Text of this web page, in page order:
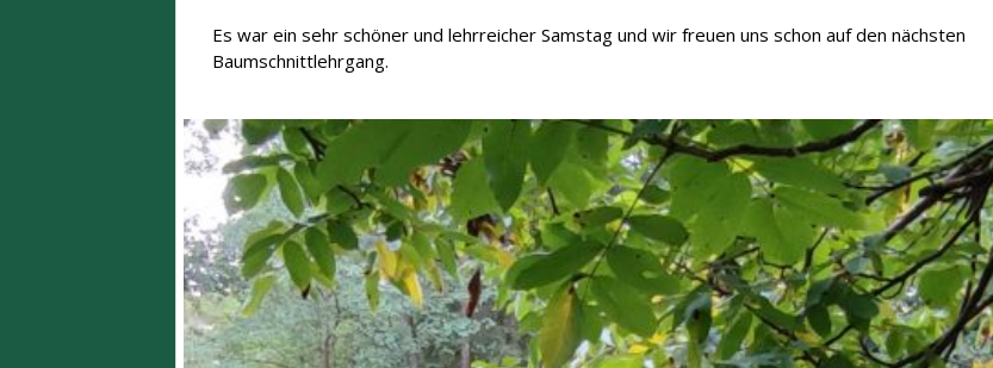
Es war ein sehr schöner und lehrreicher Samstag und wir freuen uns schon auf den nächsten
Baumschnittlehrgang.